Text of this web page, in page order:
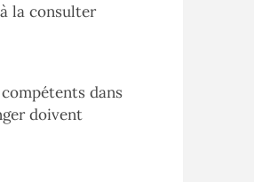
la consulter
dans
doivent